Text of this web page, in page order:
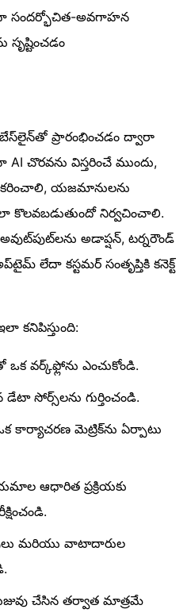
సందర్భోచిత-అవగాహన
ప్రారంభించడం ద్వారా
చొరవను విస్తరించే ముందు,
యజమానులను
కొలవబడుతుందో నిర్వచించాలి.
అడాప్షన్, టర్నరౌండ్
లేదా కస్టమర్ సంతృప్తికి కనెక్ట్
కనిపిస్తుంది:
వర్క్‌ఫ్లోను ఎంచుకోండి.
సోర్స్‌లను గుర్తించండి.
కార్యాచరణ మెట్రిక్‌ను ఏర్పాటు
ఆధారిత ప్రక్రియకు
మరియు వాటాదారుల
చేసిన తర్వాత మాత్రమే